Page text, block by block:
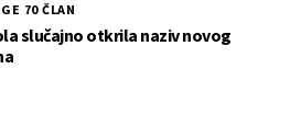
70 ČLAN
slučajno otkrila naziv novog